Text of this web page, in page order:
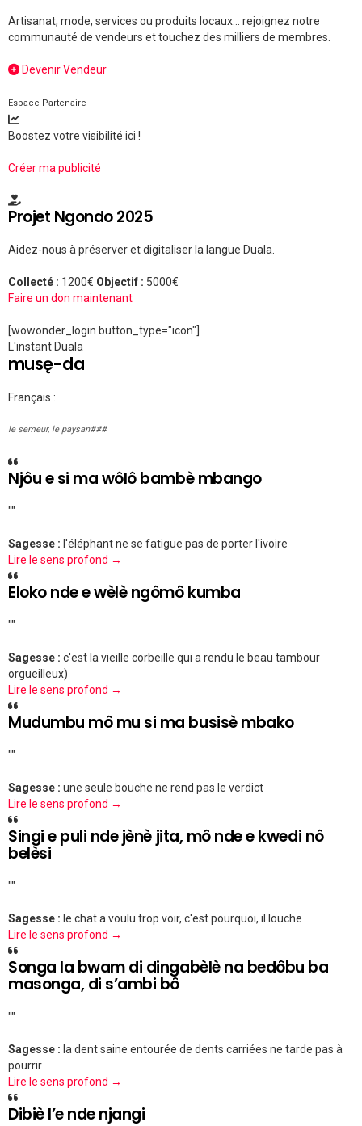
Artisanat, mode, services ou produits locaux... rejoignez notre
communauté de vendeurs et touchez des milliers de membres.
Devenir Vendeur
Espace Partenaire
Boostez votre visibilité ici !
Créer ma publicité
Projet Ngondo 2025
Aidez-nous à préserver et digitaliser la langue Duala.
Collecté : 1200€ Objectif : 5000€
Faire un don maintenant
[wowonder_login button_type="icon"]
L'instant Duala
musę-da
Français :
le semeur, le paysan###
Njôu e si ma wôlô bambè mbango
""
Sagesse : l'éléphant ne se fatigue pas de porter l'ivoire
Lire le sens profond →
Eloko nde e wèlè ngômô kumba
""
Sagesse : c'est la vieille corbeille qui a rendu le beau tambour
orgueilleux)
Lire le sens profond →
Mudumbu mô mu si ma busisè mbako
""
Sagesse : une seule bouche ne rend pas le verdict
Lire le sens profond →
Singi e puli nde jènè jita, mô nde e kwedi nô
belèsi
""
Sagesse : le chat a voulu trop voir, c'est pourquoi, il louche
Lire le sens profond →
Songa la bwam di dingabèlè na bedôbu ba
masonga, di s’ambi bô
""
Sagesse : la dent saine entourée de dents carriées ne tarde pas à
pourrir
Lire le sens profond →
Dibiè l’e nde njangi